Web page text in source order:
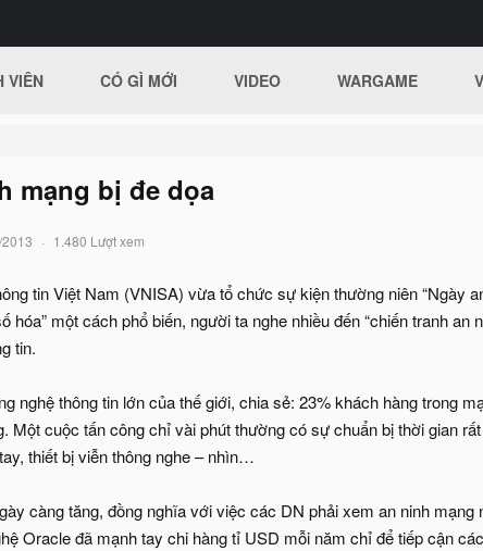
VIÊN CÓ GÌ MỚI VIDEO WARGAME
mạng bị đe dọa
1.480 Lượt xem
tin Việt Nam (VNISA) vừa tổ chức sự kiện thường niên “Ngày
hóa” một cách phổ biến, người ta nghe nhiều đến “chiến tranh
tin.
nghệ thông tin lớn của thế giới, chia sẻ: 23% khách hàng trong
Một cuộc tấn công chỉ vài phút thường có sự chuẩn bị thời gian
thiết bị viễn thông nghe – nhìn…
càng tăng, đồng nghĩa với việc các DN phải xem an ninh
Oracle đã mạnh tay chi hàng tỉ USD mỗi năm chỉ để tiếp cận